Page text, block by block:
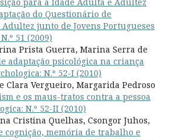
do Questionário de
junto de Jovens Portugueses
51 (2009)
Prista Guerra, Marina Serra de
adaptação psicológica na criança
N.º 52-I (2010)
Clara Vergueiro, Margarida Pedroso
e os maus-tratos contra a pessoa
N.º 52-II (2010)
Cristina Quelhas, Csongor Juhos,
cognição, memória de trabalho e